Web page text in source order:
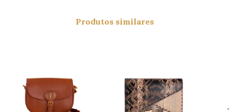
Produtos similares